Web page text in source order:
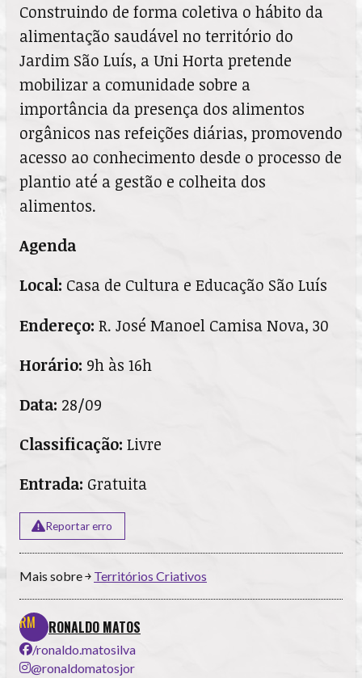
Construindo de forma coletiva o hábito da
alimentação saudável no território do
Jardim São Luís, a Uni Horta pretende
mobilizar a comunidade sobre a
importância da presença dos alimentos
orgânicos nas refeições diárias, promovendo
acesso ao conhecimento desde o processo de
plantio até a gestão e colheita dos
alimentos.
Agenda
Local: Casa de Cultura e Educação São Luís
Endereço: R. José Manoel Camisa Nova, 30
Horário: 9h às 16h
Data: 28/09
Classificação: Livre
Entrada: Gratuita
Reportar erro
Mais sobre ￫ Territórios Criativos
RONALDO MATOS
/ronaldo.matosilva
@ronaldomatosjor